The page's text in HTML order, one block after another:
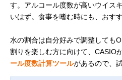
す。アルコール度数が高いウイス
いはず。食事を嗜む時にも、おす
水の割合は自分好みで調整しても
割りを楽しむ方に向けて、CASIO
ール度数計算ツールがあるので、